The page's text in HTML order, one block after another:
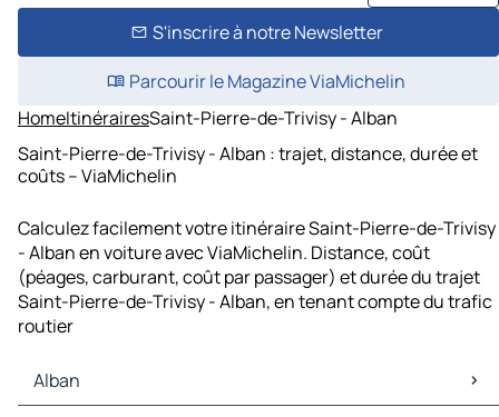
S'inscrire à notre Newsletter
Parcourir le Magazine ViaMichelin
HomeItinérairesSaint-Pierre-de-Trivisy - Alban
Saint-Pierre-de-Trivisy - Alban : trajet, distance, durée et
coûts – ViaMichelin
Calculez facilement votre itinéraire Saint-Pierre-de-Trivisy
- Alban en voiture avec ViaMichelin. Distance, coût
(péages, carburant, coût par passager) et durée du trajet
Saint-Pierre-de-Trivisy - Alban, en tenant compte du trafic
routier
Alban